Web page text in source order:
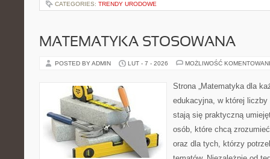
CATEGORIES: TRENDY URODOWE
MATEMATYKA STOSOWANA
POSTED BY ADMIN LUT - 7 - 2026 MOŻLIWOŚĆ
Strona „Matematyka dla
edukacyjna, w której
stają się praktyczną
osób, które chcą
oraz dla tych, którzy